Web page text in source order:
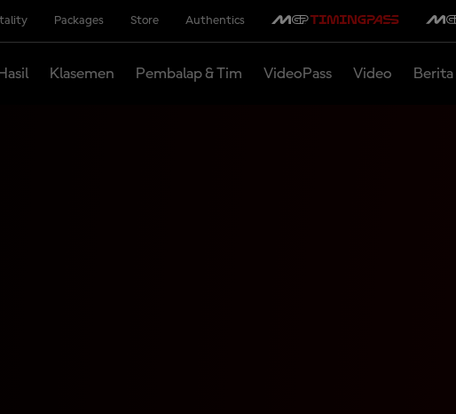
Packages Store Authentics
Hasil Klasemen Pembalap & Tim VideoPass Video Berita